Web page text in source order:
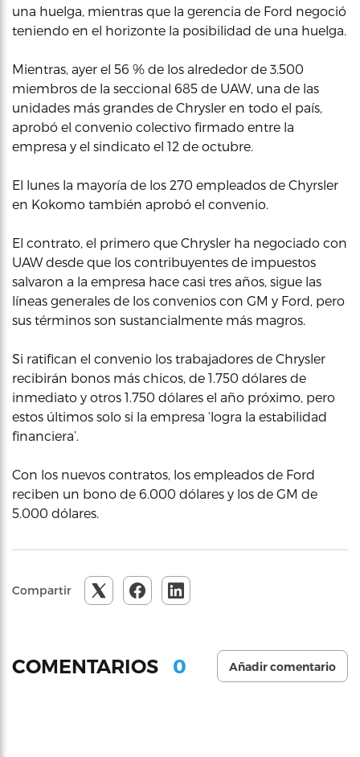
una huelga, mientras que la gerencia de Ford negoció
teniendo en el horizonte la posibilidad de una huelga.
Mientras, ayer el 56 % de los alrededor de 3.500
miembros de la seccional 685 de UAW, una de las
unidades más grandes de Chrysler en todo el país,
aprobó el convenio colectivo firmado entre la
empresa y el sindicato el 12 de octubre.
El lunes la mayoría de los 270 empleados de Chyrsler
en Kokomo también aprobó el convenio.
El contrato, el primero que Chrysler ha negociado con
UAW desde que los contribuyentes de impuestos
salvaron a la empresa hace casi tres años, sigue las
líneas generales de los convenios con GM y Ford, pero
sus términos son sustancialmente más magros.
Si ratifican el convenio los trabajadores de Chrysler
recibirán bonos más chicos, de 1.750 dólares de
inmediato y otros 1.750 dólares el año próximo, pero
estos últimos solo si la empresa ‘logra la estabilidad
financiera’.
Con los nuevos contratos, los empleados de Ford
reciben un bono de 6.000 dólares y los de GM de
5.000 dólares.
Compartir
COMENTARIOS 0 Añadir comentario